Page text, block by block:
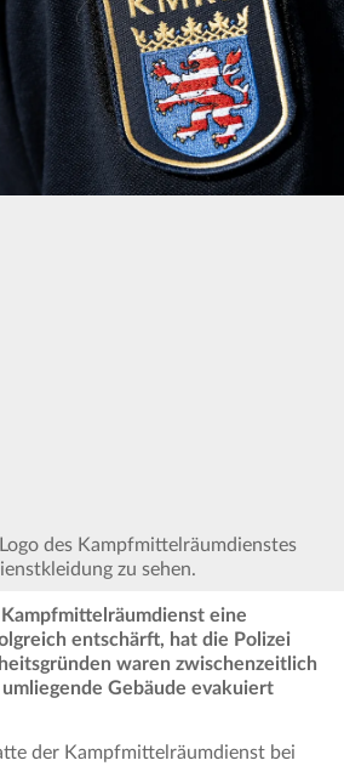
des Kampfmittelräumdienstes
zu sehen.
eine
entschärft, hat die Polizei
waren zwischenzeitlich
Gebäude evakuiert
der Kampfmittelräumdienst bei